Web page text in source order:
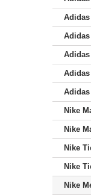
Adidas
Adidas
Adidas
Adidas
Nike
Nike
Nike
Nike
Nike